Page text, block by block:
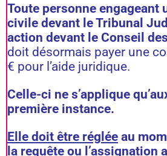
Toute personne engageant
civile devant le Tribunal
action devant le Conseil
doit désormais payer une
€ pour l’aide juridique.
Celle-ci ne s’applique
première instance.
Elle doit être réglée au
la requête ou l’assignation